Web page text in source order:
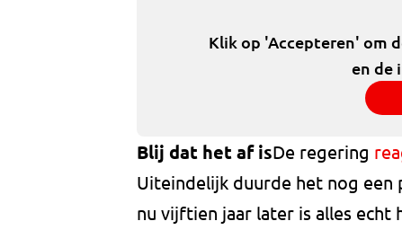
Klik op 'Accepteren' om
en de
Blij dat het af isDe regering
Uiteindelijk duurde het nog een
nu vijftien jaar later is alles echt